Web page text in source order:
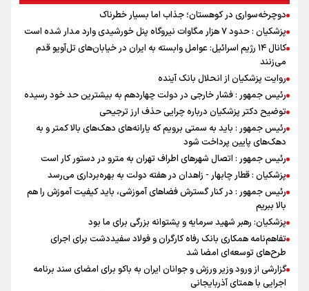
دوچرخه‌سواری در کوهستان؛ جذاب اما بسیار خطرناک
پزشکیان : حدود ۷ هزار مگاوات نیروگاه پنل خورشیدی وارد مدار شده است
کانال ۱۴ رژیم اسرائیل: عوامل وابسته به ایران در خیابان‌های تل‌آویو قدم
می‌زنند
روایت پزشکیان از انحلال بانک آینده
رئیس جمهور : فشار خارجی در دولت چهاردهم به بیشترین حد خود رسیده
توضیح دکتر پزشکیان درباره چرایی حذف ارز ترجیحی
رئیس جمهور : باید به سمتی برویم که یارانه‌های دهک‌های بالا کمتر و به
دهک‌های پایین پرداخت شود
رئیس جمهور : اتصال شهرهای اطراف تهران به مترو در دستور کار است
پزشکیان : قطار چابهار - زاهدان در هفته دولت به بهره‌برداری می‌رسد
رئیس جمهور : در کنار گسترش فضاهای آموزشی، باید کیفیت آموزش را هم
بالا ببریم
پزشکیان: رهبر شهید سرمایه و پشتوانه بزرگی برای ما بود
تفاهم‌نامه همکاری بانک رفاه کارگران و فولاد سفیددشت برای اجرای
طرح‌های توسعه‌ای امضا شد
گزارشی از ورود وزیر ورزش و جوانان ایران به باکو برای امضای سند برنامه
اجرایی با همتای آذربایجانی